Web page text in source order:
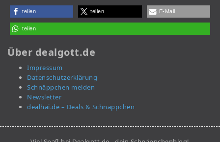
teilen teilen E-Mail
teilen
Über dealgott.de
Impressum
Datenschutzerklärung
Schnäppchen melden
Newsletter
dealhai.de – Deals & Schnäppchen